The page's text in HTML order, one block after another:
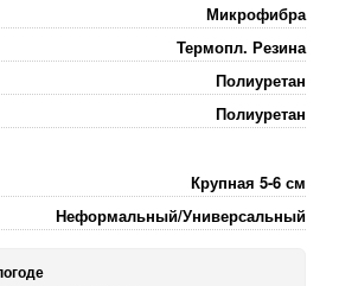
Микрофибра
Термопл. Резина
Полиуретан
Полиуретан
Крупная 5-6 см
Неформальный/Универсальный